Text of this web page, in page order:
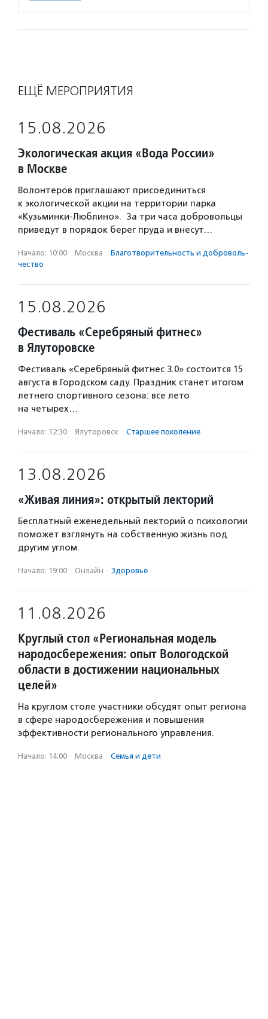
ЕЩЁ МЕРОПРИЯТИЯ
15.08.2026
Экологическая акция «Вода России»
в Москве
Волонтеров приглашают присоединиться
к экологической акции на территории парка
«Кузьминки-Люблино». За три часа добровольцы
приведут в порядок берег пруда и внесут…
Начало: 10:00 · Москва · Благотвори­тель­ность и доброволь­
чест­во
15.08.2026
Фестиваль «Серебряный фитнес»
в Ялуторовске
Фестиваль «Серебряный фитнес 3.0» состоится 15
августа в Городском саду. Праздник станет итогом
летнего спортивного сезона: все лето
на четырех…
Начало: 12:30 · Ялуторовск · Старшее поколение
13.08.2026
«Живая линия»: открытый лекторий
Бесплатный еженедельный лекторий о психологии
поможет взглянуть на собственную жизнь под
другим углом.
Начало: 19:00 · Онлайн · Здоровье
11.08.2026
Круглый стол «Региональная модель
народосбережения: опыт Вологодской
области в достижении национальных
целей»
На круглом столе участники обсудят опыт региона
в сфере народосбережения и повышения
эффективности регионального управления.
Начало: 14:00 · Москва · Семья и дети